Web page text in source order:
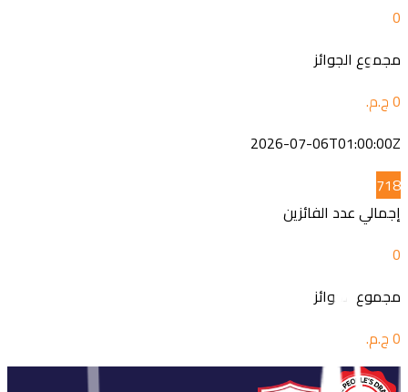
0
مجموع الجوائز
2026-07-06T01:00:00Z
718
إجمالي عدد الفائزين
0
مجموع الجوائز